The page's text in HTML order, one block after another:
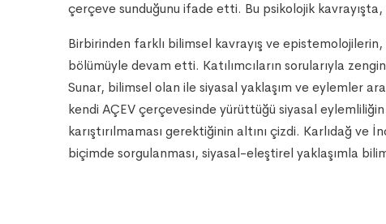
çerçeve sunduğunu ifade etti. Bu psikolojik
Birbirinden farklı bilimsel kavrayış ve
bölümüyle devam etti. Katılımcıların sorularıyla
Sunar, bilimsel olan ile siyasal yaklaşım ve eylemler
kendi AÇEV çerçevesinde yürüttüğü siyasal
karıştırılmaması gerektiğinin altını çizdi. Karlıdağ ve
biçimde sorgulanması, siyasal-eleştirel yaklaşımla